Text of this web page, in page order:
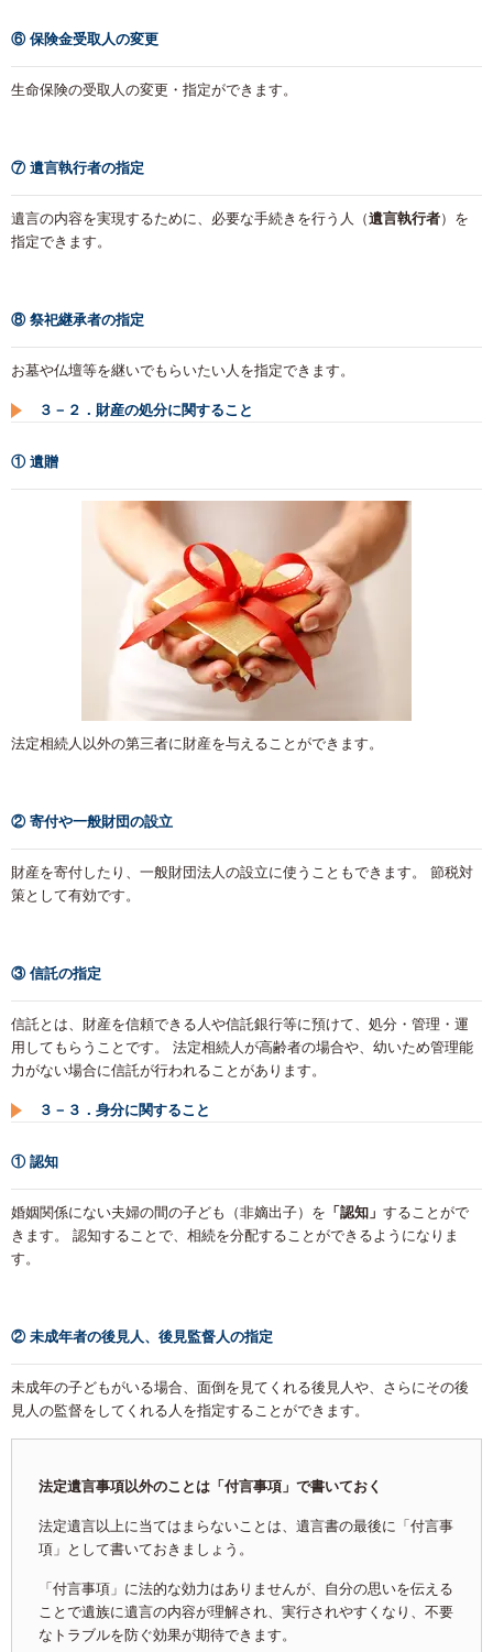
⑥ 保険金受取人の変更
生命保険の受取人の変更・指定ができます。
⑦ 遺言執行者の指定
遺言の内容を実現するために、必要な手続きを行う人（遺言執行者）を
指定できます。
⑧ 祭祀継承者の指定
お墓や仏壇等を継いでもらいたい人を指定できます。
３－２．財産の処分に関すること
① 遺贈
法定相続人以外の第三者に財産を与えることができます。
② 寄付や一般財団の設立
財産を寄付したり、一般財団法人の設立に使うこともできます。 節税対
策として有効です。
③ 信託の指定
信託とは、財産を信頼できる人や信託銀行等に預けて、処分・管理・運
用してもらうことです。 法定相続人が高齢者の場合や、幼いため管理能
力がない場合に信託が行われることがあります。
３－３．身分に関すること
① 認知
婚姻関係にない夫婦の間の子ども（非嫡出子）を 「認知」 することがで
きます。 認知することで、相続を分配することができるようになりま
す。
② 未成年者の後見人、後見監督人の指定
未成年の子どもがいる場合、面倒を見てくれる後見人や、さらにその後
見人の監督をしてくれる人を指定することができます。
法定遺言事項以外のことは「付言事項」で書いておく
法定遺言以上に当てはまらないことは、遺言書の最後に「付言事
項」として書いておきましょう。
「付言事項」に法的な効力はありませんが、自分の思いを伝える
ことで遺族に遺言の内容が理解され、実行されやすくなり、不要
なトラブルを防ぐ効果が期待できます。